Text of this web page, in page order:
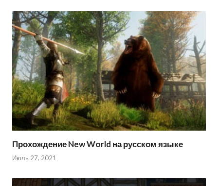
Прохождение New World на русском языке
Июль 27, 2021